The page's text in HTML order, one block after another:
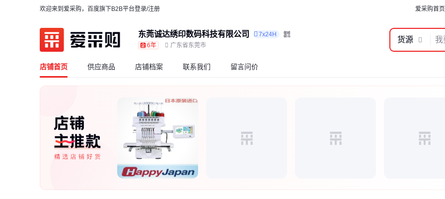
欢迎来到爱采购，百度旗下B2B平台登录/注册 爱采购首页
东莞诚达绣印数码科技有限公司
7x24H
6年
广东省东莞市
货源
店铺首页 供应商品 店铺档案 联系我们 留言问价